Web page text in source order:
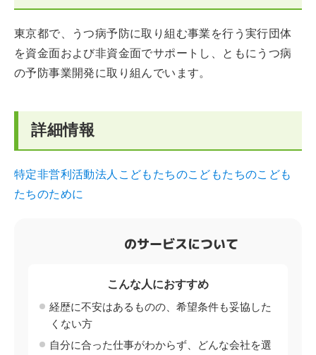
東京都で、うつ病予防に取り組む事業を行う実行団体
を資金面および非資金面でサポートし、ともにうつ病
の予防事業開発に取り組んでいます。
詳細情報
特定非営利活動法人こどもたちのこどもたちのこども
たちのために
のサービスについて
こんな人におすすめ
経歴に不安はあるものの、希望条件も妥協した
くない方
自分に合った仕事がわからず、どんな会社を選